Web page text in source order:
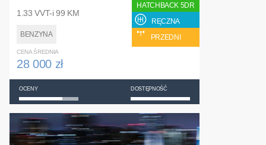
1.33 VVT-i 99 KM
BENZYNA
HATCHBACK 5DR
RĘCZNA
PRZEDNI
CENA ŚREDNIA
28 000 zł
OCENY DOSTĘPNOŚĆ